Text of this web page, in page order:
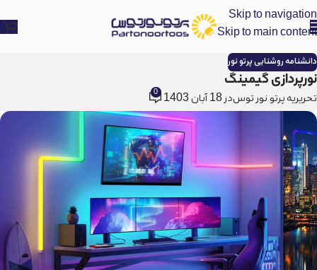
Skip to navigation
Skip to main content
دانشنامه روشنایی پرتو نور
نورپردازی گیمینگ
تحریریه پرتو نور توسدر 18 آبان 1403 0